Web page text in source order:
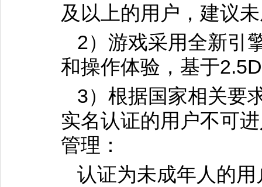
及以上的用户，建议
2）游戏采用全新引
和操作体验，基于
3）根据国家相关要
实名认证的用户不可
管理：
认证为未成年人的